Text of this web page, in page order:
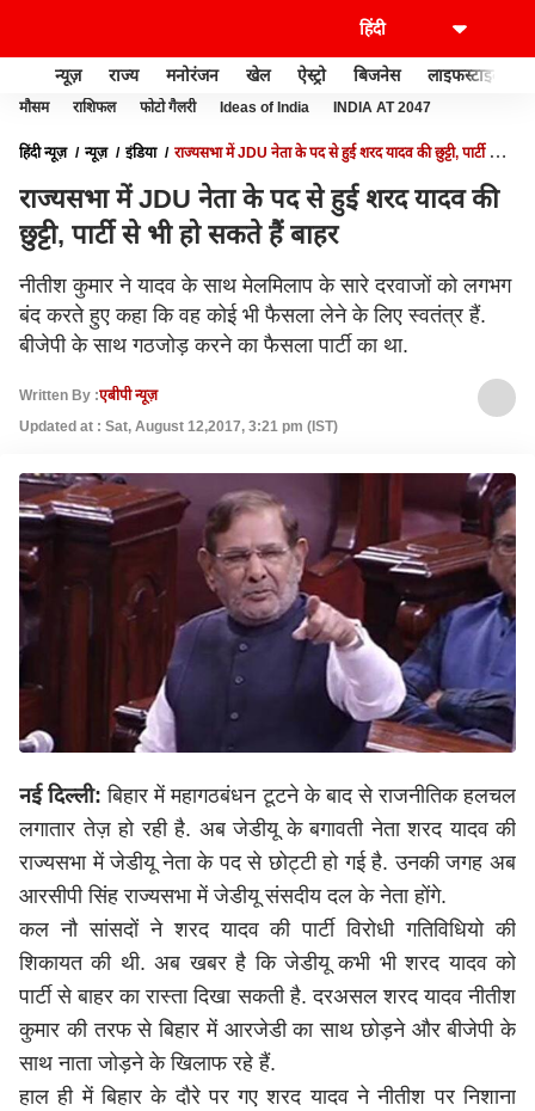
न्यूज़ राज्य मनोरंजन खेल ऐस्ट्रो बिजनेस लाइफस्टाइल
मौसम राशिफल फोटो गैलरी Ideas of India INDIA AT 2047
हिंदी न्यूज़ न्यूज़ इंडिया
राज्यसभा में JDU नेता के पद से हुई शरद यादव की छुट्टी, पार्टी से भी
राज्यसभा में JDU नेता के पद से हुई शरद यादव की
छुट्टी, पार्टी से भी हो सकते हैं बाहर
नीतीश कुमार ने यादव के साथ मेलमिलाप के सारे दरवाजों को लगभग
बंद करते हुए कहा कि वह कोई भी फैसला लेने के लिए स्वतंत्र हैं.
बीजेपी के साथ गठजोड़ करने का फैसला पार्टी का था.
Written By :एबीपी न्यूज़
Updated at : Sat, August 12,2017, 3:21 pm (IST)
नई दिल्ली:बिहार में महागठबंधन टूटने के बाद से राजनीतिक हलचल
लगातार तेज़ हो रही है. अब जेडीयू के बगावती नेता शरद यादव की
राज्यसभा में जेडीयू नेता के पद से छोट्टी हो गई है. उनकी जगह अब
आरसीपी सिंह राज्यसभा में जेडीयू संसदीय दल के नेता होंगे.
कल नौ सांसदों ने शरद यादव की पार्टी विरोधी गतिविधियो की
शिकायत की थी. अब खबर है कि जेडीयू कभी भी शरद यादव को
पार्टी से बाहर का रास्ता दिखा सकती है. दरअसल शरद यादव नीतीश
कुमार की तरफ से बिहार में आरजेडी का साथ छोड़ने और बीजेपी के
साथ नाता जोड़ने के खिलाफ रहे हैं.
हाल ही में बिहार के दौरे पर गए शरद यादव ने नीतीश पर निशाना